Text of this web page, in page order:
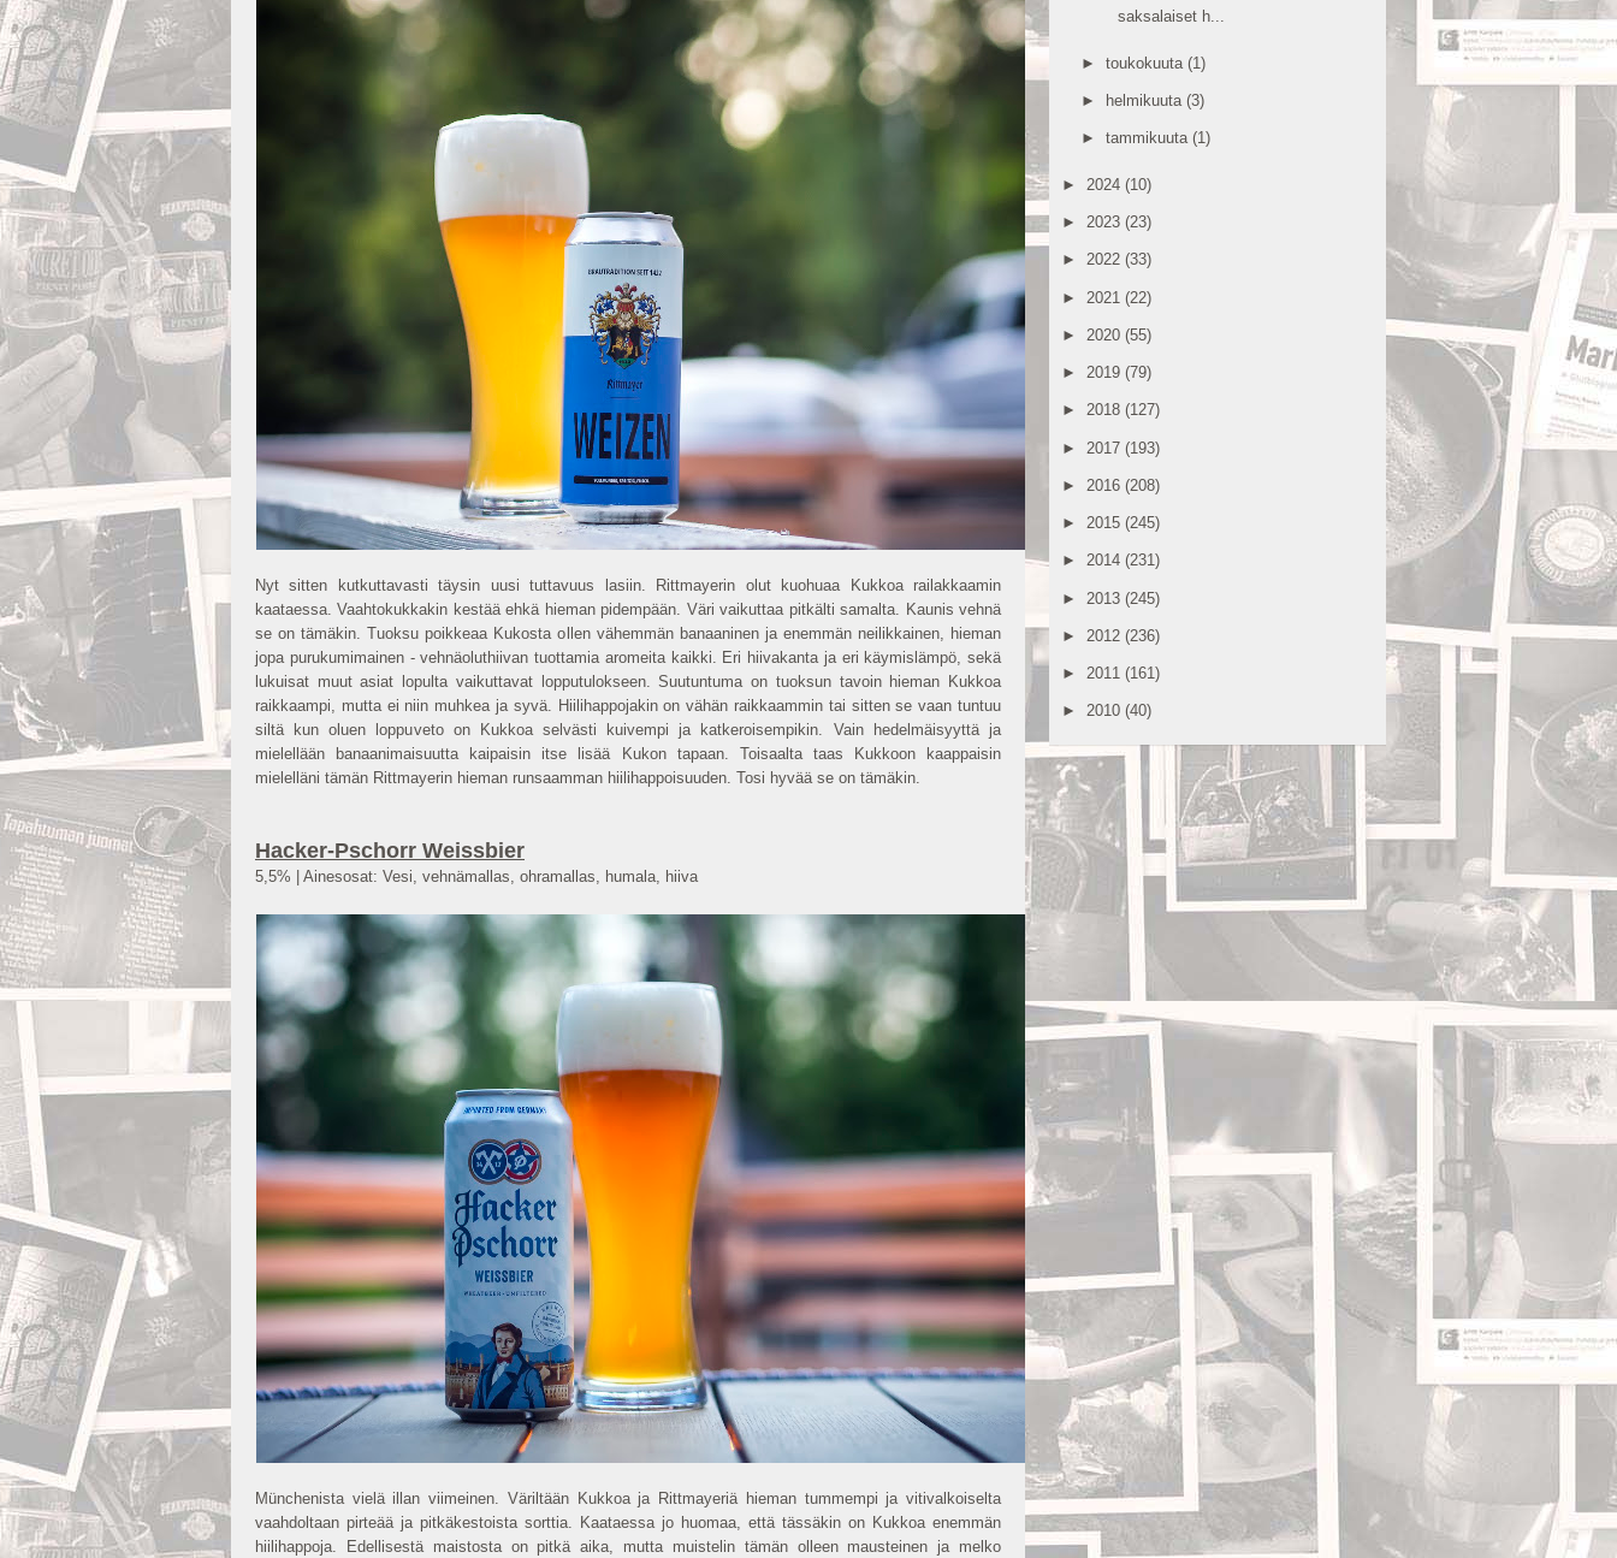
Nyt sitten kutkuttavasti täysin uusi tuttavuus lasiin. Rittmayerin olut kuohuaa Kukkoa railakkaamin
kaataessa. Vaahtokukkakin kestää ehkä hieman pidempään. Väri vaikuttaa pitkälti samalta. Kaunis vehnä
se on tämäkin. Tuoksu poikkeaa Kukosta ollen vähemmän banaaninen ja enemmän neilikkainen, hieman
jopa purukumimainen - vehnäoluthiivan tuottamia aromeita kaikki. Eri hiivakanta ja eri käymislämpö, sekä
lukuisat muut asiat lopulta vaikuttavat lopputulokseen. Suutuntuma on tuoksun tavoin hieman Kukkoa
raikkaampi, mutta ei niin muhkea ja syvä. Hiilihappojakin on vähän raikkaammin tai sitten se vaan tuntuu
siltä kun oluen loppuveto on Kukkoa selvästi kuivempi ja katkeroisempikin. Vain hedelmäisyyttä ja
mielellään banaanimaisuutta kaipaisin itse lisää Kukon tapaan. Toisaalta taas Kukkoon kaappaisin
mielelläni tämän Rittmayerin hieman runsaamman hiilihappoisuuden. Tosi hyvää se on tämäkin.
Hacker-Pschorr Weissbier
5,5% | Ainesosat: Vesi, vehnämallas, ohramallas, humala, hiiva
Münchenista vielä illan viimeinen. Väriltään Kukkoa ja Rittmayeriä hieman tummempi ja vitivalkoiselta
vaahdoltaan pirteää ja pitkäkestoista sorttia. Kaataessa jo huomaa, että tässäkin on Kukkoa enemmän
hiilihappoja. Edellisestä maistosta on pitkä aika, mutta muistelin tämän olleen mausteinen ja melko
saksalaiset h...
► toukokuuta (1)
► helmikuuta (3)
► tammikuuta (1)
► 2024 (10)
► 2023 (23)
► 2022 (33)
► 2021 (22)
► 2020 (55)
► 2019 (79)
► 2018 (127)
► 2017 (193)
► 2016 (208)
► 2015 (245)
► 2014 (231)
► 2013 (245)
► 2012 (236)
► 2011 (161)
► 2010 (40)